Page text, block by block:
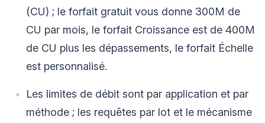
(CU) ; le forfait gratuit vous donne 300M de
CU par mois, le forfait Croissance est de 400M
de CU plus les dépassements, le forfait Échelle
est personnalisé.
Les limites de débit sont par application et par
méthode ; les requêtes par lot et le mécanisme